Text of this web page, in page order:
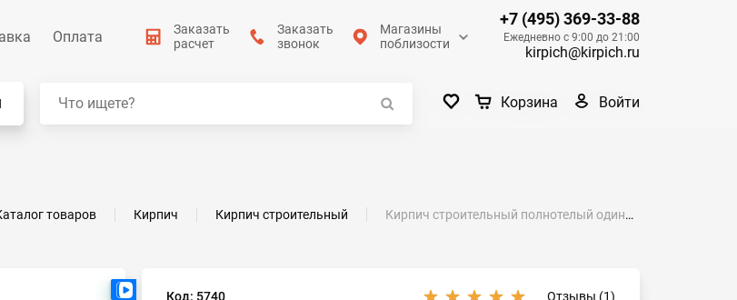
Оплата
Заказать
расчет
Заказать
звонок
Магазины
поблизости
+7 (495) 369-33-88
Ежедневно с 9:00 до 21:00
kirpich@kirpich.ru
Корзина Войти
товаров Кирпич Кирпич строительный Кирпич строительный полнотелый одинарный М-150 рифленый Смоленский КЗ
Код: 5740
Отзывы (1)